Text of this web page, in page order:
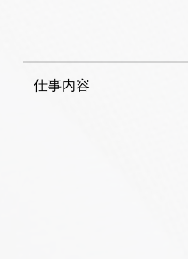
仕事内容